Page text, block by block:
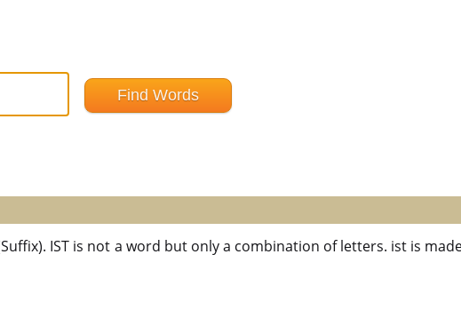
IST is not a word but only a combination of letters. ist is